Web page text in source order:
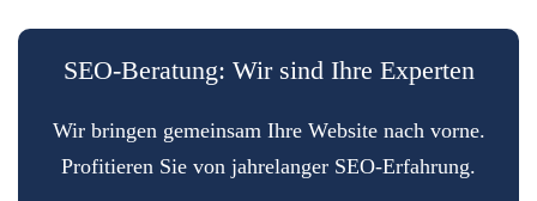
SEO-Beratung: Wir sind Ihre Experten
Wir bringen gemeinsam Ihre Website nach vorne.
Profitieren Sie von jahrelanger SEO-Erfahrung.